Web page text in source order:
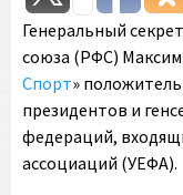
Генеральный
союза (РФС)
Спорт»
президентов и
федераций,
ассоциаций (УЕФА).